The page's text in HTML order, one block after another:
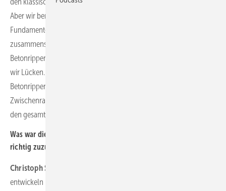
Aber wir benötigten deutlich weniger Betonvolumen. Unsere
Fundamente bestehen aus im Zentrum zu einem Ring
zusammenschließenden und sternförmig ausgreifenden
Betonrippen. Wo sich sonst ein massiver Betonkegel wölbt, lassen
wir Lücken. Doch wir decken dafür an der Unterseite der
Betonrippen mitgegossene Simse mit je einer Lastverteilplatte pro
Zwischenraum ab. Auf das gesamte Fundament schieben wir fast
den gesamten Erdaushub zurück und beschweren es damit.
Was war die größte Herausforderung, um die Fertigbetonteile
richtig zuzuschneiden?
Christoph Schwenzer:
entwickeln mussten, was drei Jahre in Anspruch nahm. Dazu gehört